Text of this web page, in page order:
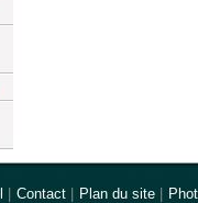
Contact Plan du site